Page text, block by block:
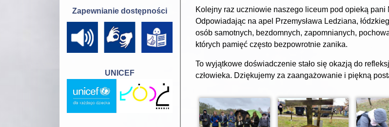
Kolejny raz uczniowie naszego liceum pod opieką
Odpowiadając na apel Przemysława Ledziana,
osób samotnych, bezdomnych, zapomnianych,
których pamięć często bezpowrotnie zanika.
To wyjątkowe doświadczenie stało się okazją do
człowieka. Dziękujemy za zaangażowanie i piękną
Zapewnianie dostępności
UNICEF